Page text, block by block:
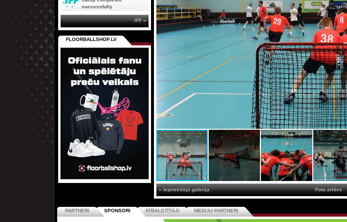
« Iepriekšējā galerija Foto arhīvs
successfully
IFF »
FLOORBALLSHOP.LV
PARTNERI SPONSORI ATBALSTĪTĀJI MEDIJU PARTNERI